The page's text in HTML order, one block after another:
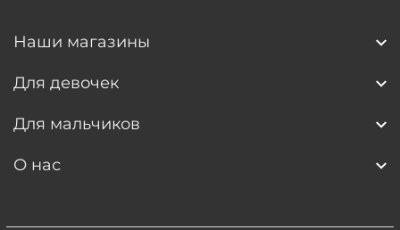
Наши магазины
Для девочек
Для мальчиков
О нас